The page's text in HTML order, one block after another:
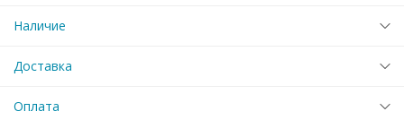
Наличие
Доставка
Оплата